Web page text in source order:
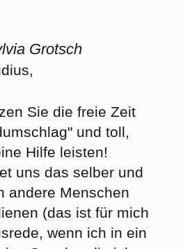
Grotsch
Sie die freie Zeit
und toll,
Hilfe leisten!
uns das selber und
andere Menschen
(das ist für mich
wenn ich in ein